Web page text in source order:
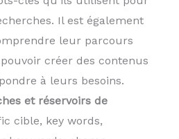
Il est également
leur parcours
créer des contenus
à leurs besoins.
et réservoirs de
cible, key words,